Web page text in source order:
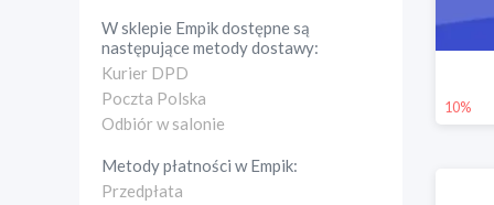
W sklepie Empikdostępne są
następujące metody dostawy:
Kurier DPD
Poczta Polska
Odbiór w salonie
Metody płatności wEmpik:
Przedpłata
10%